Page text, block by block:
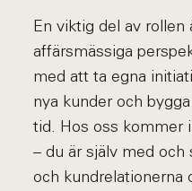
En viktig del av rollen
affärsmässiga
med att ta egna
nya kunder och
tid. Hos oss kommer
– du är själv med och
och kundrelationerna